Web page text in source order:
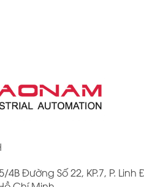
Đường Số 22, KP.7, P. Linh